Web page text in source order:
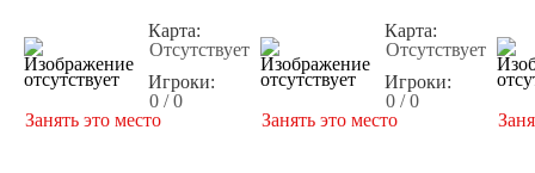
Карта:
Отсутствует
Игроки:
0 / 0
Занять это место
Карта:
Отсутствует
Игроки:
0 / 0
Занять это место